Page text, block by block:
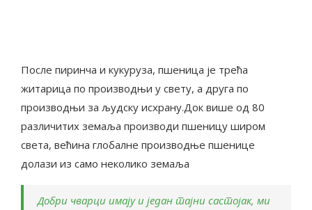
После пиринча и кукуруза, пшеница је трећа
житарица по производњи у свету, а друга по
производњи за људску исхрану.Док више од 80
различитих земаља производи пшеницу широм
света, већина глобалне производње пшенице
долази из само неколико земаља
Добри чварци имају и један тајни састојак, ми